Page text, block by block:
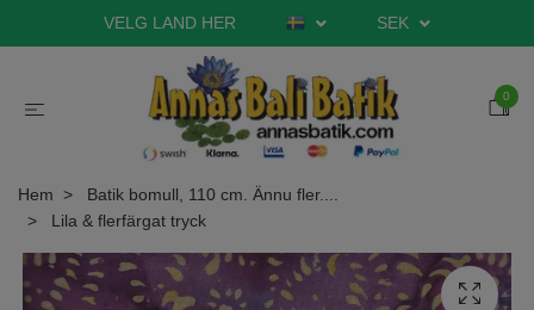
VELG LAND HER SEK
0
Hem
Batik bomull, 110 cm. Ännu fler....
Lila & flerfärgat tryck